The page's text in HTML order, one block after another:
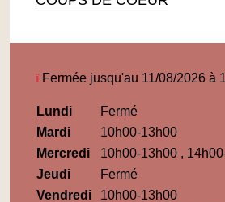
Fermée jusqu'au 11/08/2026 à
Horaires
Médiathèque
Maupassant
Lundi
Fermé
Mardi
10h00-13h00
Mercredi
10h00-13h00 ,
Jeudi
Fermé
Vendredi
10h00-13h00